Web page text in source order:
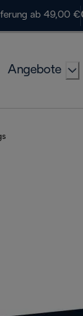
ab 49,00 €
Angebote